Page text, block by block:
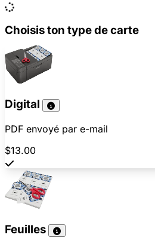
Choisis ton type de carte
Digital
PDF envoyé par e-mail
$13.00
Feuilles